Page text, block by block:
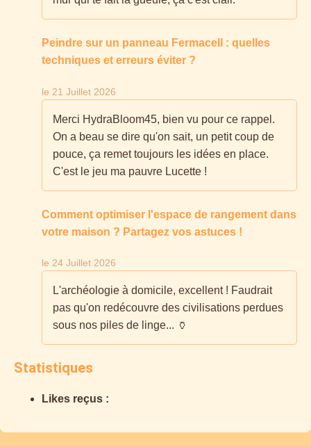
Peindre sur un panneau Fermacell : quelles
techniques et erreurs éviter ?
le 21 Juillet 2026
Merci HydraBloom45, bien vu pour ce rappel.
On a beau se dire qu'on sait, un petit coup de
pouce, ça remet toujours les idées en place.
C'est le jeu ma pauvre Lucette !
Comment optimiser l'espace de rangement dans
votre maison ? Partagez vos astuces !
le 24 Juillet 2026
L'archéologie à domicile, excellent ! Faudrait
pas qu'on redécouvre des civilisations perdues
sous nos piles de linge... 🏺
Statistiques
Likes reçus :